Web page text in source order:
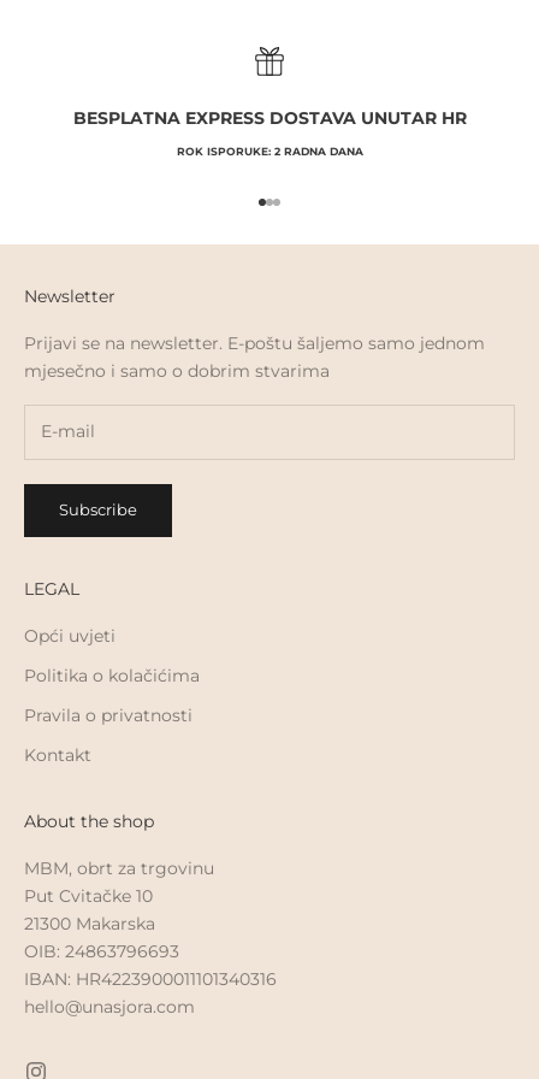
BESPLATNA EXPRESS DOSTAVA UNUTAR HR
ROK ISPORUKE: 2 RADNA DANA
Go to item 1
Go to item 2
Go to item 3
Newsletter
Prijavi se na newsletter. E-poštu šaljemo samo jednom
mjesečno i samo o dobrim stvarima
Subscribe
LEGAL
Opći uvjeti
Politika o kolačićima
Pravila o privatnosti
Kontakt
About the shop
MBM, obrt za trgovinu
Put Cvitačke 10
21300 Makarska
OIB: 24863796693
IBAN: HR4223900011101340316
hello@unasjora.com